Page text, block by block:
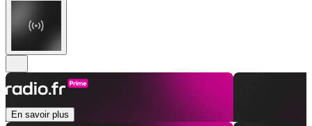
En savoir plus